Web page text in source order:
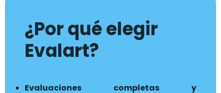
¿Por qué elegir
Evalart?
Evaluaciones completas y